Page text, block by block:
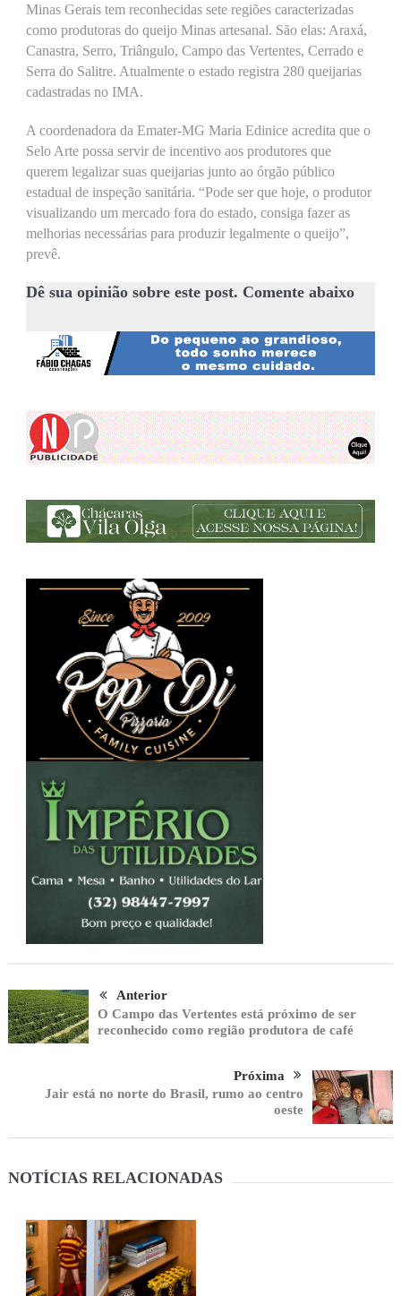
Minas Gerais tem reconhecidas sete regiões caracterizadas
como produtoras do queijo Minas artesanal. São elas: Araxá,
Canastra, Serro, Triângulo, Campo das Vertentes, Cerrado e
Serra do Salitre. Atualmente o estado registra 280 queijarias
cadastradas no IMA.
A coordenadora da Emater-MG Maria Edinice acredita que o
Selo Arte possa servir de incentivo aos produtores que
querem legalizar suas queijarias junto ao órgão público
estadual de inspeção sanitária. “Pode ser que hoje, o produtor
visualizando um mercado fora do estado, consiga fazer as
melhorias necessárias para produzir legalmente o queijo”,
prevê.
Dê sua opinião sobre este post. Comente abaixo
Anterior
O Campo das Vertentes está próximo de ser
reconhecido como região produtora de café
Próxima
Jair está no norte do Brasil, rumo ao centro
oeste
NOTÍCIAS RELACIONADAS